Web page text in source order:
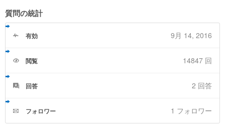
質問の統計
有効 9月 14, 2016
閲覧 14847 回
回答 2 回答
フォロワー 1 フォロワー